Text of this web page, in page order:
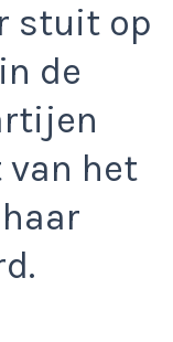
stuit op
de
het